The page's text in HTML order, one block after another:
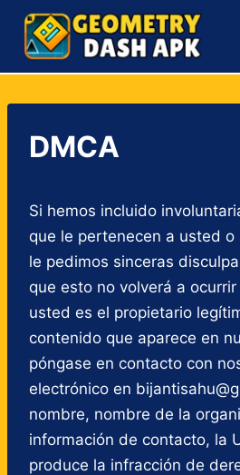
Skip
content
DMCA
Si hemos incluido
que le pertenecen a usted o
le pedimos sinceras
que esto no volverá a
usted es el propietario
contenido que aparece en
póngase en contacto con
electrónico en
nombre, nombre de la
información de contacto, la
produce la infracción de